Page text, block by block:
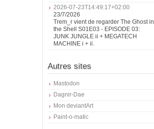
2026-07-23T14:49:17+02:00
23/7/2026
Trem_r vient de regarder The Ghost in
the Shell S01E03 - EPISODE 03:
JUNK JUNGLE ii + MEGATECH
MACHINE i + ii.
Autres sites
Mastodon
Dagnir-Dae
Mon deviantArt
Paint-o-matic